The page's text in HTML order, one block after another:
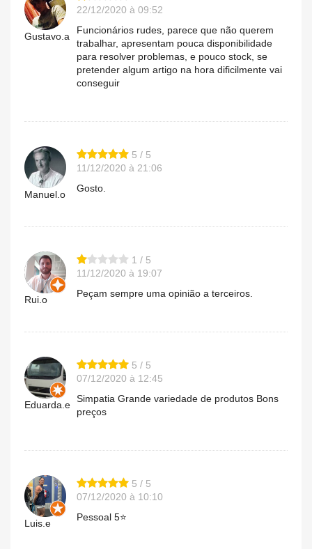
Gustavo.a
22/12/2020 à 09:52
Funcionários rudes, parece que não querem
trabalhar, apresentam pouca disponibilidade
para resolver problemas, e pouco stock, se
pretender algum artigo na hora dificilmente vai
conseguir
Manuel.o
5 / 5
11/12/2020 à 21:06
Gosto.
Rui.o
1 / 5
11/12/2020 à 19:07
Peçam sempre uma opinião a terceiros.
Eduarda.e
5 / 5
07/12/2020 à 12:45
Simpatia Grande variedade de produtos Bons
preços
Luis.e
5 / 5
07/12/2020 à 10:10
Pessoal 5⭐